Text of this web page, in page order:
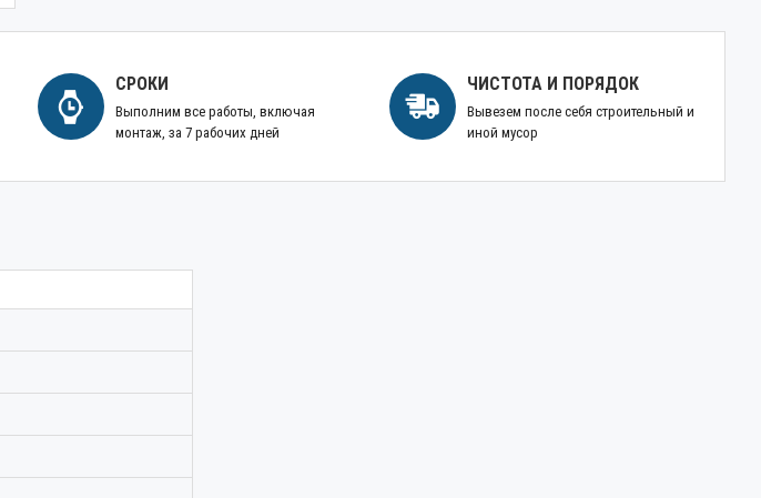
СРОКИ
Выполним все работы, включая
монтаж, за 7 рабочих дней
ЧИСТОТА И ПОРЯДОК
Вывезем после себя строительный и
иной мусор